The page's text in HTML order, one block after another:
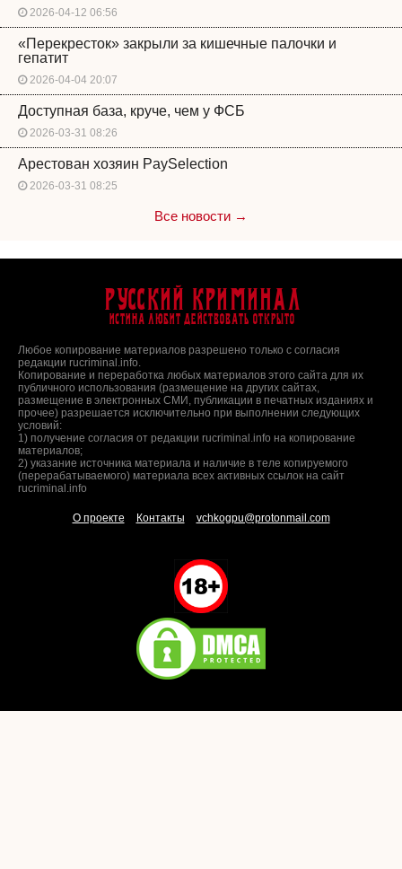
2026-04-12 06:56
«Перекресток» закрыли за кишечные палочки и
гепатит
2026-04-04 20:07
Доступная база, круче, чем у ФСБ
2026-03-31 08:26
Арестован хозяин PaySelection
2026-03-31 08:25
Все новости →
Русский Криминал
Истина любит действовать открыто
Любое копирование материалов разрешено только с согласия
редакции rucriminal.info.
Копирование и переработка любых материалов этого сайта для их
публичного использования (размещение на других сайтах,
размещение в электронных СМИ, публикации в печатных изданиях и
прочее) разрешается исключительно при выполнении следующих
условий:
1) получение согласия от редакции rucriminal.info на копирование
материалов;
2) указание источника материала и наличие в теле копируемого
(перерабатываемого) материала всех активных ссылок на сайт
rucriminal.info
О проекте Контакты vchkogpu@protonmail.com